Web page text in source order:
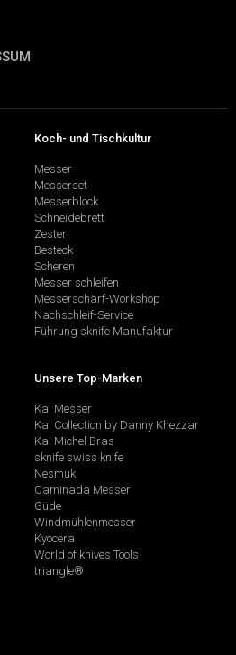
Koch- und Tischkultur
Messer
Messerset
Messerblock
Schneidebrett
Zester
Besteck
Scheren
Messer schleifen
Messerschärf-Workshop
Nachschleif-Service
Führung sknife Manufaktur
Unsere Top-Marken
Kai Messer
Kai Collection by Danny Khezzar
Kai Michel Bras
sknife swiss knife
Nesmuk
Caminada Messer
Güde
Windmühlenmesser
Kyocera
World of knives Tools
triangle®